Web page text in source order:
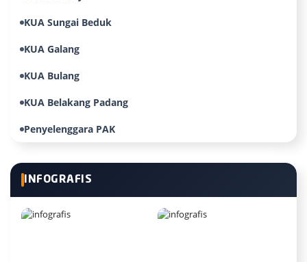
KUA Sungai Beduk
KUA Galang
KUA Bulang
KUA Belakang Padang
Penyelenggara PAK
INFOGRAFIS